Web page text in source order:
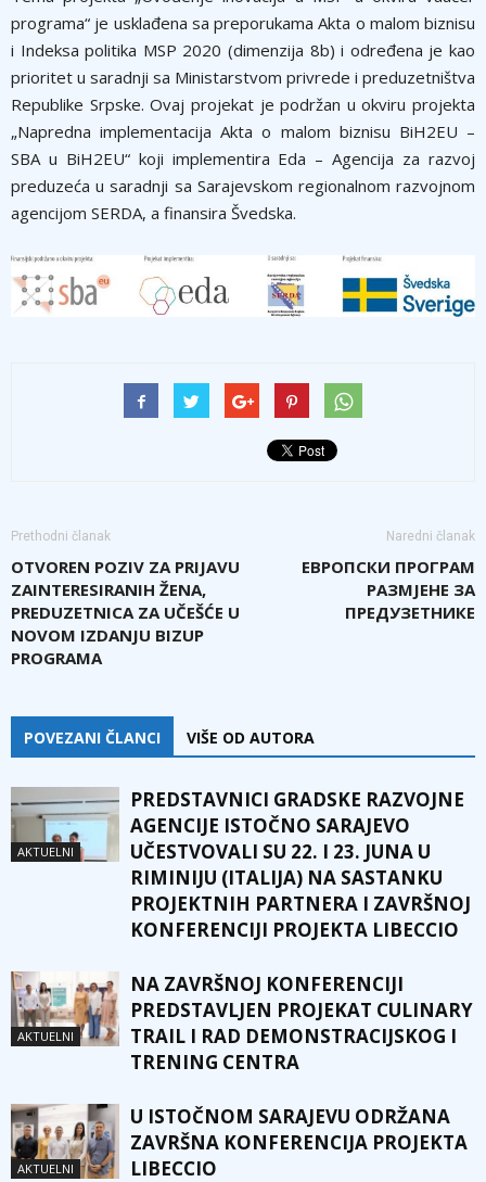
programa“ je usklađena sa preporukama Akta o malom biznisu
i Indeksa politika MSP 2020 (dimenzija 8b) i određena je kao
prioritet u saradnji sa Ministarstvom privrede i preduzetništva
Republike Srpske. Ovaj projekat je podržan u okviru projekta
„Napredna implementacija Akta o malom biznisu BiH2EU –
SBA u BiH2EU“ koji implementira Eda – Agencija za razvoj
preduzeća u saradnji sa Sarajevskom regionalnom razvojnom
agencijom SERDA, a finansira Švedska.
Prethodni članak
OTVOREN POZIV ZA PRIJAVU
ZAINTERESIRANIH ŽENA,
PREDUZETNICA ZA UČEŠĆE U
NOVOM IZDANJU BIZUP
PROGRAMA
Naredni članak
EВРОПСКИ ПРОГРАМ
РАЗМЈЕНЕ ЗА
ПРЕДУЗЕТНИКЕ
POVEZANI ČLANCI VIŠE OD AUTORA
AKTUELNI
PREDSTAVNICI GRADSKE RAZVOJNE
AGENCIJE ISTOČNO SARAJEVO
UČESTVOVALI SU 22. I 23. JUNA U
RIMINIJU (ITALIJA) NA SASTANKU
PROJEKTNIH PARTNERA I ZAVRŠNOJ
KONFERENCIJI PROJEKTA LIBECCIO
AKTUELNI
NA ZAVRŠNOJ KONFERENCIJI
PREDSTAVLJEN PROJEKAT CULINARY
TRAIL I RAD DEMONSTRACIJSKOG I
TRENING CENTRA
AKTUELNI
U ISTOČNOM SARAJEVU ODRŽANA
ZAVRŠNA KONFERENCIJA PROJEKTA
LIBECCIO